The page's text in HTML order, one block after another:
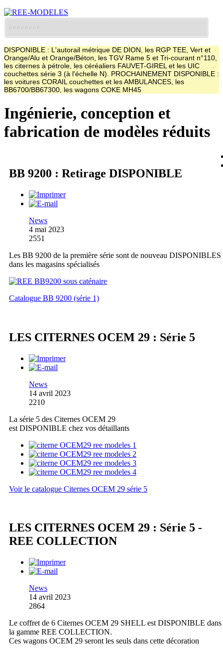
DISPONIBLE : L'autorail métrique DE DION, les RGP TEE, Vert et
Orange/Alu et Orange/Béton, les TGV Rame 5 et Tri-courant n°110,
les citernes à pétrole, les céréaliers FAUVET-GIREL et les UIC
couchettes série 3 (à l'échelle N). PROCHAINEMENT DISPONIBLE :
les voitures CORAIL couchettes et les AMBULANCES, les
BB6700/BB67300, les wagons COKE MH45
Ingénierie, conception et
fabrication de modèles réduits
BB 9200 : Retirage DISPONIBLE
News
4 mai 2023
2551
Les BB 9200 de la première série sont de nouveau DISPONIBLES
dans les magasins spécialisés
Catalogue BB 9200 (série 1)
LES CITERNES OCEM 29 : Série 5
News
14 avril 2023
2210
La série 5 des Citernes OCEM 29
est DISPONIBLE chez vos détaillants
Voir le catalogue Citernes OCEM 29 série 5
LES CITERNES OCEM 29 : Série 5 -
REE COLLECTION
News
14 avril 2023
2864
Le coffret de 6 Citernes OCEM 29 SHELL est DISPONIBLE dans
la gamme REE COLLECTION.
Ces wagons OCEM 29 seront les seuls dans cette décoration